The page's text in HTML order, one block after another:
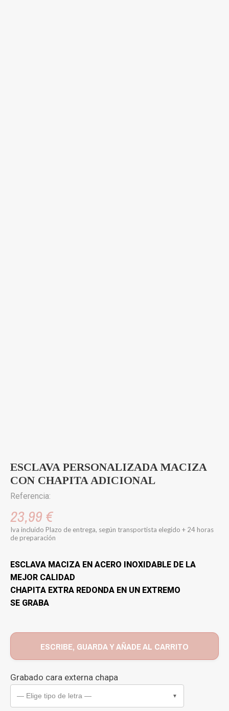
ESCLAVA PERSONALIZADA MACIZA
CON CHAPITA ADICIONAL
Referencia:
23,99 €
Iva incluido Plazo de entrega, según transportista elegido + 24 horas
de preparación
ESCLAVA MACIZA EN ACERO INOXIDABLE DE LA
MEJOR CALIDAD
CHAPITA EXTRA REDONDA EN UN EXTREMO
SE GRABA
ESCRIBE, GUARDA Y AÑADE AL CARRITO
Grabado cara externa chapa
— Elige tipo de letra — ▼